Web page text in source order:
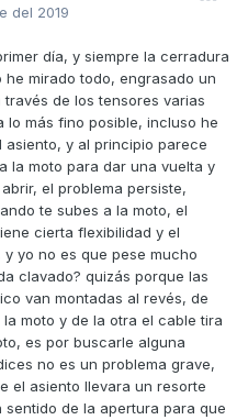
del 2019
día, y siempre la cerradura
mirado todo, engrasado un
de los tensores varias
más fino posible, incluso he
y al principio parece
la moto para dar una vuelta y
el problema persiste,
te subes a la moto, el
cierta flexibilidad y el
yo no es que pese mucho
clavado? quizás porque las
van montadas al revés, de
moto y de la otra el cable tira
es por buscarle alguna
no es un problema grave,
el asiento llevara un resorte
de la apertura para que